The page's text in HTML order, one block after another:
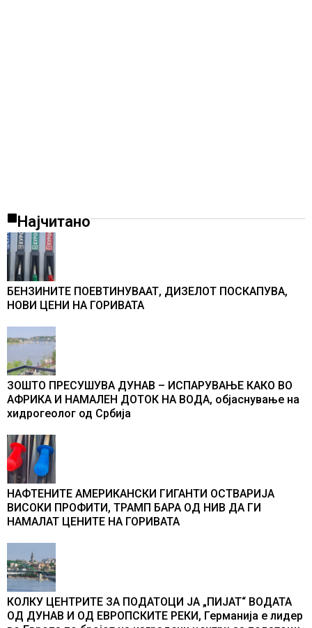
Најчитано
БЕНЗИНИТЕ ПОЕВТИНУВААТ, ДИЗЕЛОТ ПОСКАПУВА,
НОВИ ЦЕНИ НА ГОРИВАТА
ЗОШТО ПРЕСУШУВА ДУНАВ – ИСПАРУВАЊЕ КАКО ВО
АФРИКА И НАМАЛЕН ДОТОК НА ВОДА, објаснување на
хидрогеолог од Србија
НАФТЕНИТЕ АМЕРИКАНСКИ ГИГАНТИ ОСТВАРИЈА
ВИСОКИ ПРОФИТИ, ТРАМП БАРА ОД НИВ ДА ГИ
НАМАЛАТ ЦЕНИТЕ НА ГОРИВАТА
КОЛКУ ЦЕНТРИТЕ ЗА ПОДАТОЦИ ЈА „ПИЈАТ“ ВОДАТА
ОД ДУНАВ И ОД ЕВРОПСКИТЕ РЕКИ, Германија е лидер